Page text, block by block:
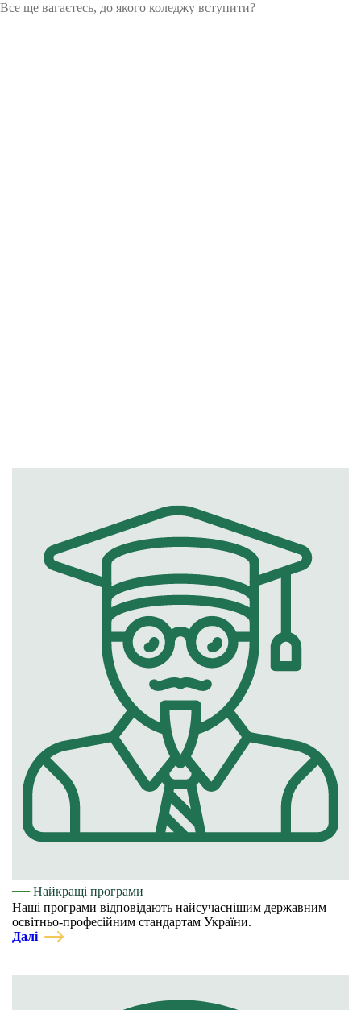
Все ще вагаєтесь, до якого коледжу вступити?
— Найкращі програми
Наші програми відповідають найсучаснішим державним
освітньо-професійним стандартам України.
Далі